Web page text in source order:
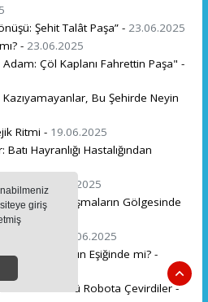
giriş
Şehit Talât Paşa” - 23.06.2025
- 23.06.2025
Çöl Kaplanı Fahrettin Paşa" -
Kazıyamayanlar, Bu Şehirde Neyin
Ritmi - 19.06.2025
Hayranlığı Hastalığından
İsrail: -
18.06.2025
Çatışmaların Gölgesinde
-
16.06.2025
Yeni Bir Savaşın Eşiğinde mi? -
Bülbülünü Robota Çevirdiler -